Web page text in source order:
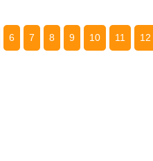
6 7 8 9 10 11 12